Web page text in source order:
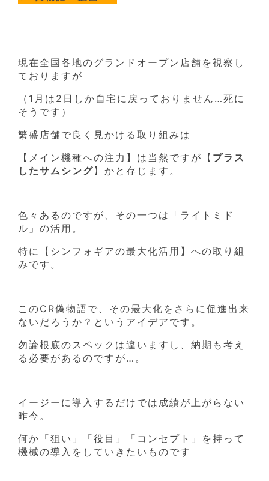
現在全国各地のグランドオープン店舗を視察し
ておりますが
（1月は2日しか自宅に戻っておりません…死に
そうです）
繁盛店舗で良く見かける取り組みは
【メイン機種への注力】は当然ですが【 プラス
したサムシング】かと存じます。
色々あるのですが、その一つは「ライトミド
ル」の活用。
特に【シンフォギアの最大化活用】への取り組
みです。
このCR偽物語で、その最大化をさらに促進出来
ないだろうか？というアイデアです。
勿論根底のスペックは違いますし、納期も考え
る必要があるのですが…。
イージーに導入するだけでは成績が上がらない
昨今。
何か「狙い」「役目」「コンセプト」を持って
機械の導入をしていきたいものです